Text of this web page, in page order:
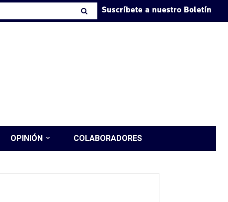
Suscríbete a nuestro Boletín
OPINIÓN COLABORADORES